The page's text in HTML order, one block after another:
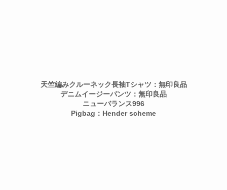
天竺編みクルーネック長袖Tシャツ：無印良品
デニムイージーパンツ：無印良品
ニューバランス996
Pigbag：Hender scheme